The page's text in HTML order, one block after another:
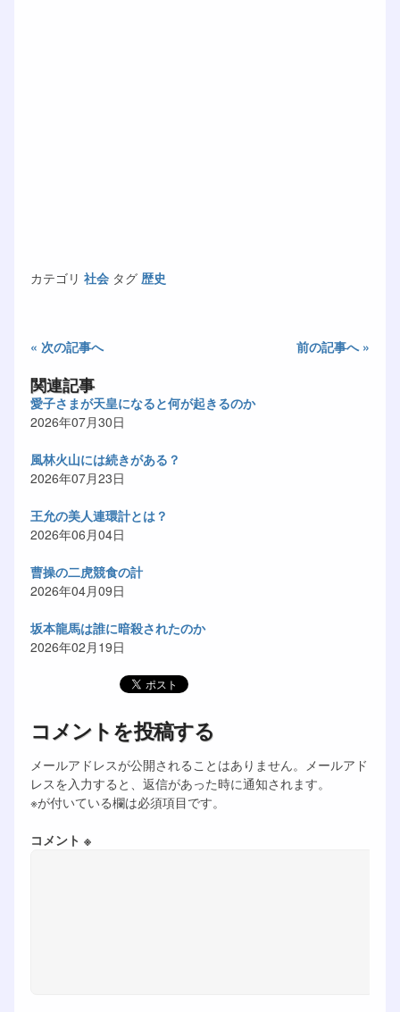
カテゴリ 社会 タグ 歴史
« 次の記事へ 前の記事へ »
関連記事
愛子さまが天皇になると何が起きるのか
2026年07月30日
風林火山には続きがある？
2026年07月23日
王允の美人連環計とは？
2026年06月04日
曹操の二虎競食の計
2026年04月09日
坂本龍馬は誰に暗殺されたのか
2026年02月19日
コメントを投稿する
メールアドレスが公開されることはありません。メールアド
レスを入力すると、返信があった時に通知されます。
※が付いている欄は必須項目です。
コメント ※